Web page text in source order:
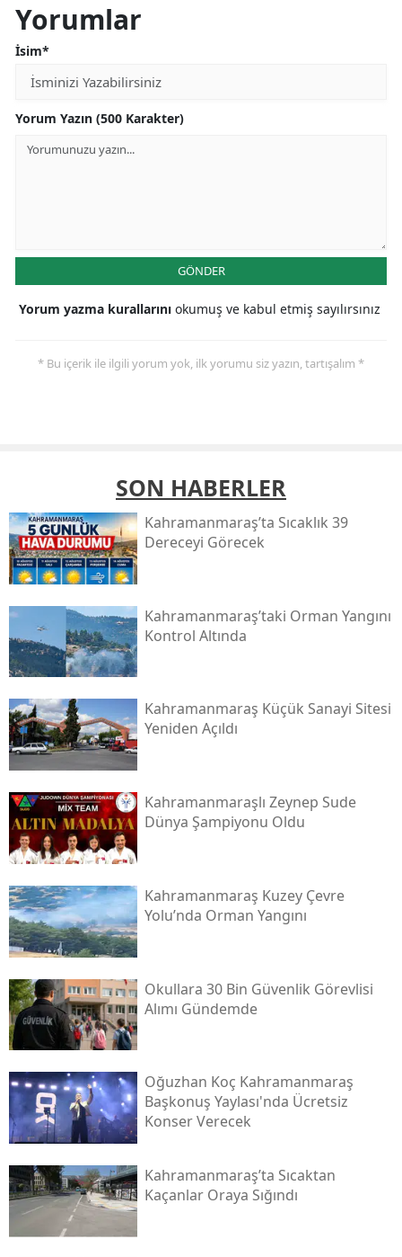
Yorumlar
İsim*
Yorum Yazın (500 Karakter)
GÖNDER
Yorum yazma kurallarını okumuş ve kabul etmiş sayılırsınız
* Bu içerik ile ilgili yorum yok, ilk yorumu siz yazın, tartışalım *
SON HABERLER
Kahramanmaraş’ta Sıcaklık 39
Dereceyi Görecek
Kahramanmaraş’taki Orman Yangını
Kontrol Altında
Kahramanmaraş Küçük Sanayi Sitesi
Yeniden Açıldı
Kahramanmaraşlı Zeynep Sude
Dünya Şampiyonu Oldu
Kahramanmaraş Kuzey Çevre
Yolu’nda Orman Yangını
Okullara 30 Bin Güvenlik Görevlisi
Alımı Gündemde
Oğuzhan Koç Kahramanmaraş
Başkonuş Yaylası'nda Ücretsiz
Konser Verecek
Kahramanmaraş’ta Sıcaktan
Kaçanlar Oraya Sığındı